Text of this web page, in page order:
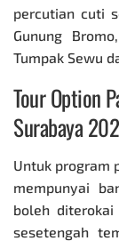
percutian cuti
Gunung
Tumpak Sewu
Tour Option
Surabaya
Untuk program
mempunyai
boleh
sesetengah